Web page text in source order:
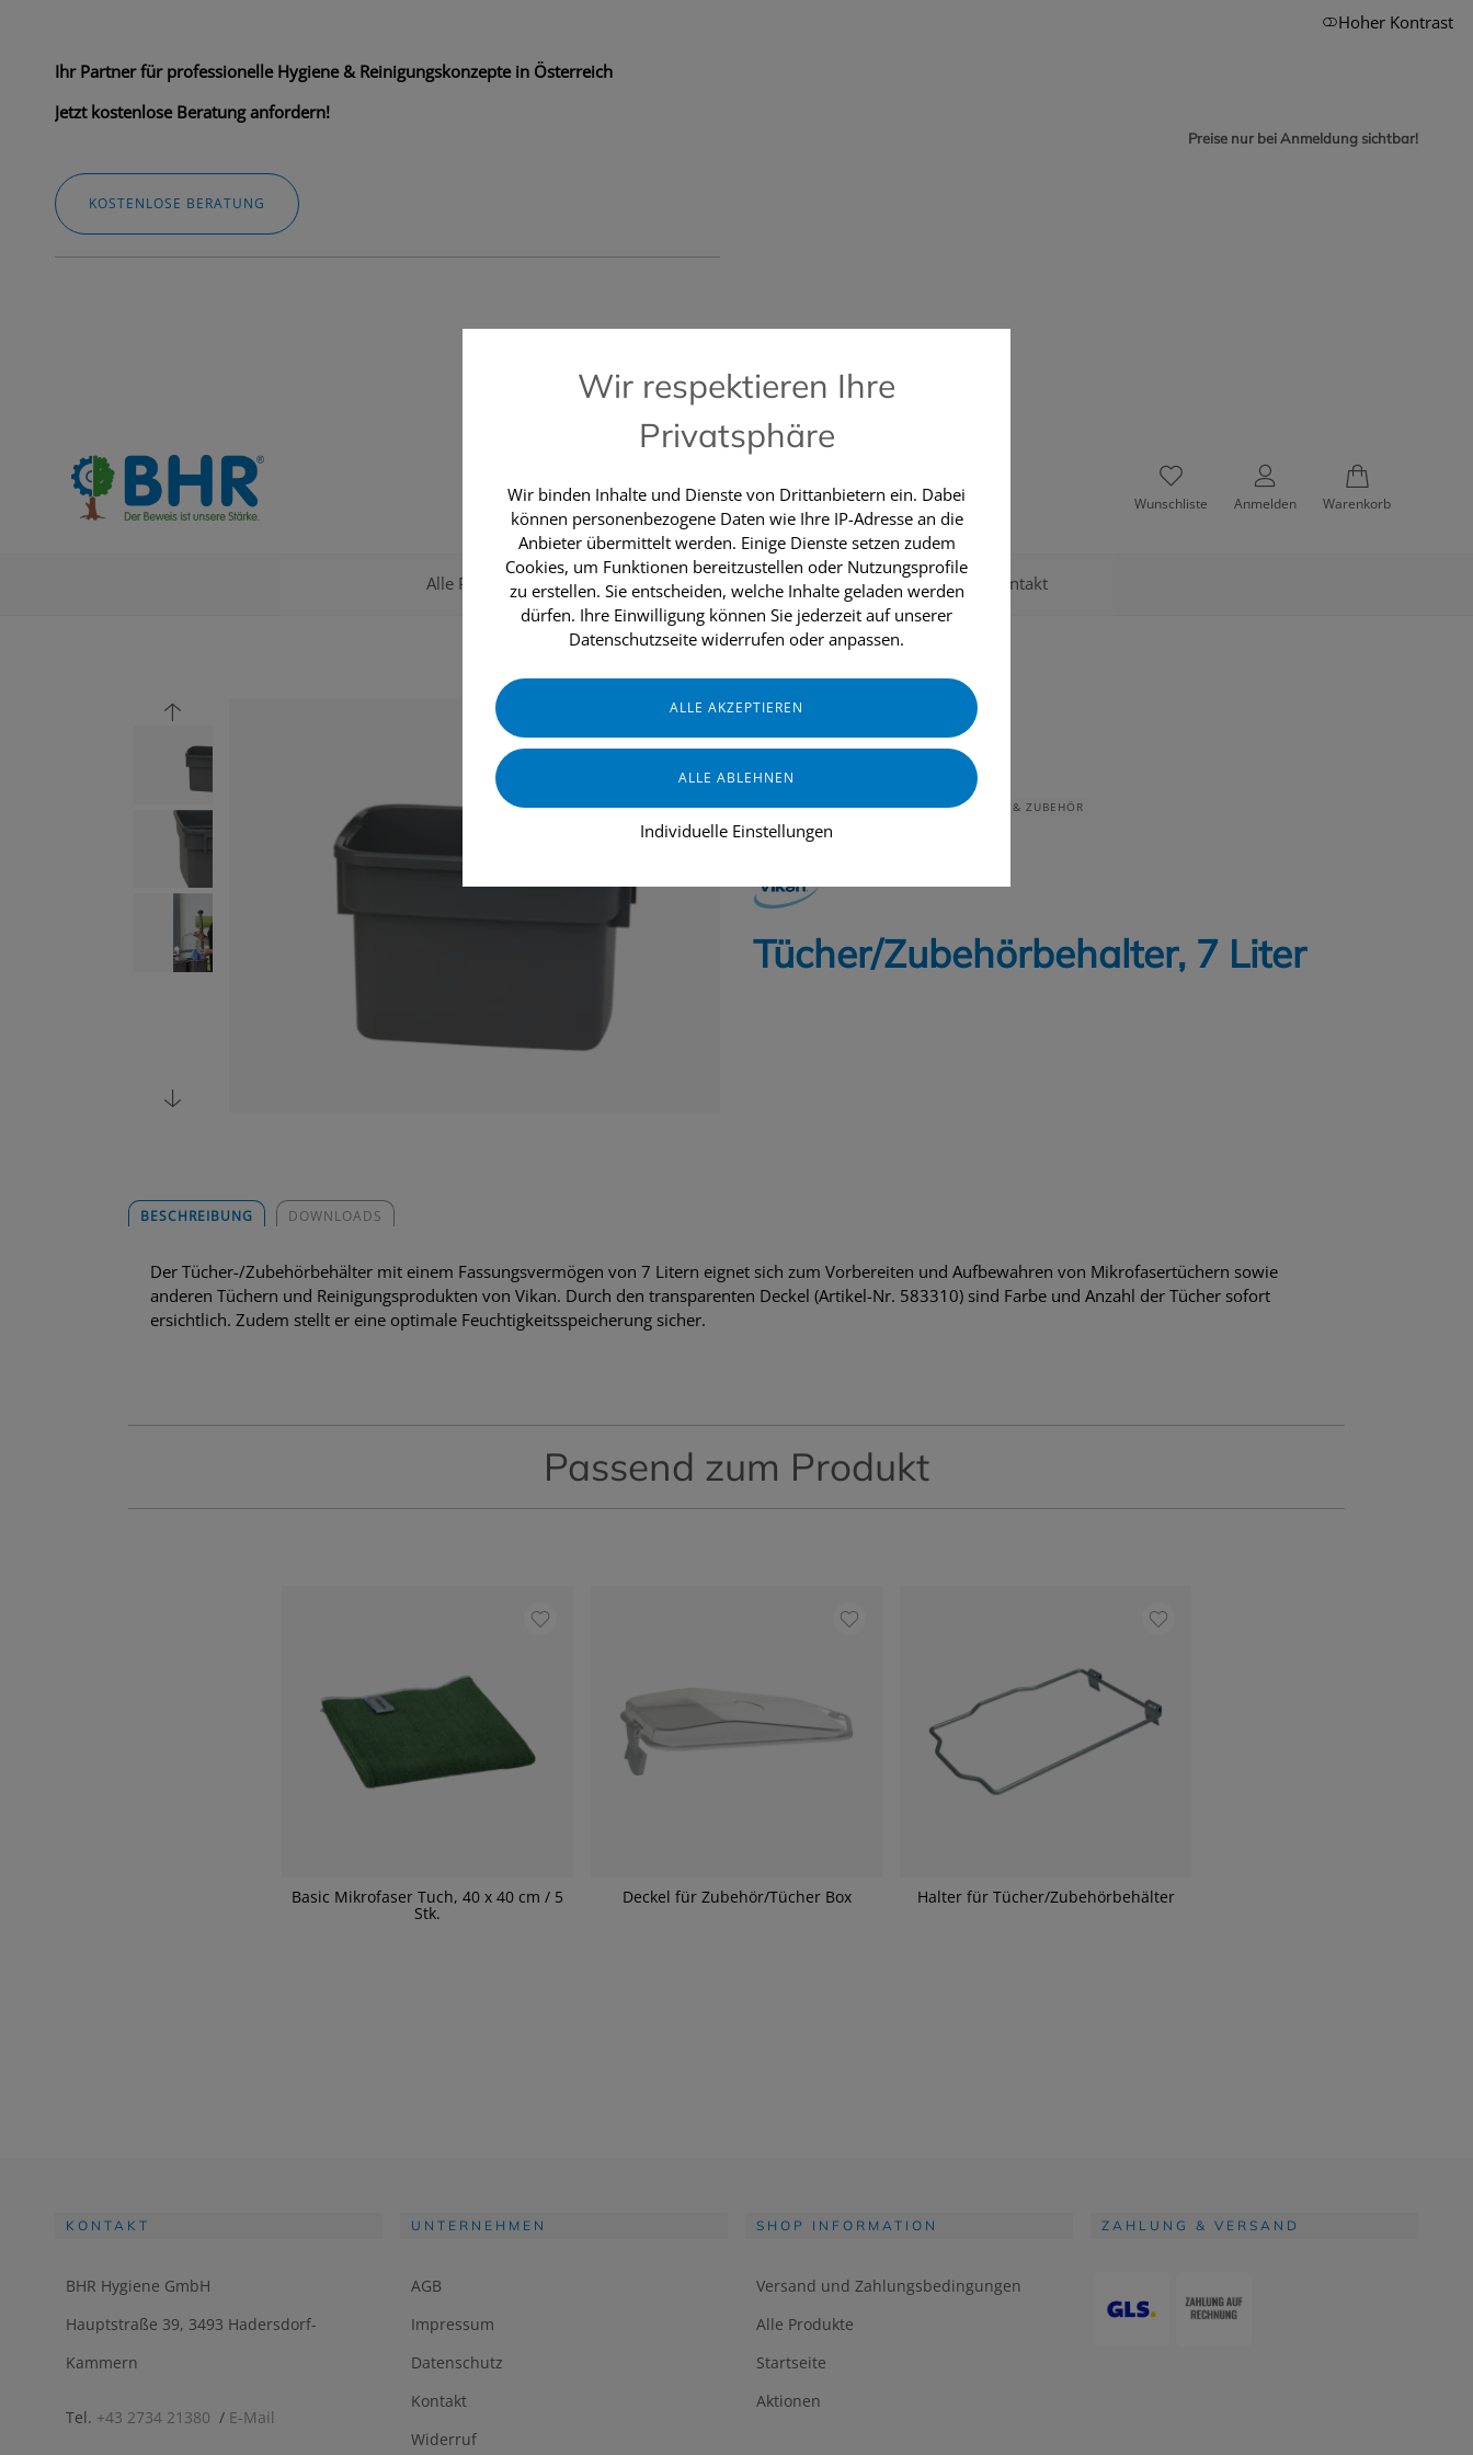
Ihr Partner für professionelle Hygiene & Reinigungskonzepte in Österreich
Jetzt kostenlose Beratung anfordern!
KOSTENLOSE BERATUNG
Preise nur bei Anmeldung sichtbar!
📞 Kostenlose Hotline +43 664 196 28 20
Hoher Kontrast
Wunschliste Anmelden Warenkorb
Alle Produkte Aktionen Topseller Über uns Kontakt
GASTRONOMIE & HOTELLERIE GERÄTE & ZUBEHÖR
Tücher/Zubehörbehalter, 7 Liter
BESCHREIBUNG DOWNLOADS
Der Tücher-/Zubehörbehälter mit einem Fassungsvermögen von 7 Litern eignet sich zum Vorbereiten und Aufbewahren von Mikrofasertüchern sowie
anderen Tüchern und Reinigungsprodukten von Vikan. Durch den transparenten Deckel (Artikel-Nr. 583310) sind Farbe und Anzahl der Tücher sofort
ersichtlich. Zudem stellt er eine optimale Feuchtigkeitsspeicherung sicher.
Passend zum Produkt
Basic Mikrofaser Tuch, 40 x 40 cm / 5
Stk.
Deckel für Zubehör/Tücher Box Halter für Tücher/Zubehörbehälter
Wir respektieren Ihre
Privatsphäre
Wir binden Inhalte und Dienste von Drittanbietern ein. Dabei
können personenbezogene Daten wie Ihre IP-Adresse an die
Anbieter übermittelt werden. Einige Dienste setzen zudem
Cookies, um Funktionen bereitzustellen oder Nutzungsprofile
zu erstellen. Sie entscheiden, welche Inhalte geladen werden
dürfen. Ihre Einwilligung können Sie jederzeit auf unserer
Datenschutzseite widerrufen oder anpassen.
Individuelle Einstellungen
KONTAKT
BHR Hygiene GmbH
Hauptstraße 39, 3493 Hadersdorf-
Kammern
Tel. +43 2734 21380 / E-Mail
UNTERNEHMEN
AGB
Impressum
Datenschutz
Kontakt
Widerruf
SHOP INFORMATION
Versand und Zahlungsbedingungen
Alle Produkte
Startseite
Aktionen
ZAHLUNG & VERSAND